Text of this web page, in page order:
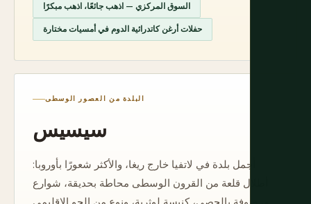
السوق المركزي — اذهب جائعًا، اذهب مبكرًا
حفلات أرغن كاتدرائية الدوم في أمسيات مختارة
البلدة من العصور الوسطى
سيسيس
أجمل بلدة في لاتفيا خارج ريغا، والأكثر شعورًا بأوروبا:
أطلال قلعة من القرون الوسطى محاطة بحديقة، شوارع